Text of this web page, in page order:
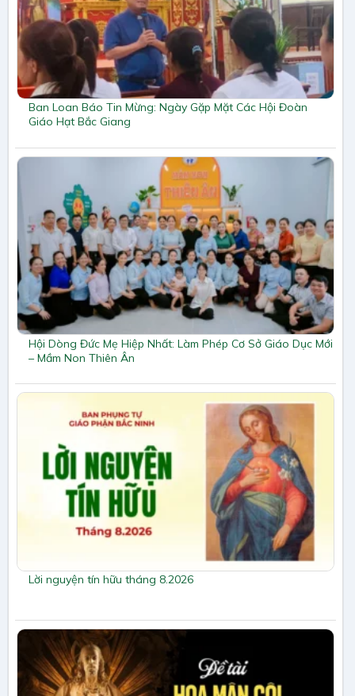
Ban Loan Báo Tin Mừng: Ngày Gặp Mặt Các Hội Đoàn
Giáo Hạt Bắc Giang
Hội Dòng Đức Mẹ Hiệp Nhất: Làm Phép Cơ Sở Giáo Dục Mới
– Mầm Non Thiên Ân
Lời nguyện tín hữu tháng 8.2026